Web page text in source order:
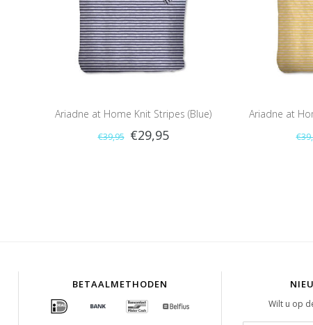
Ariadne at Home Knit Stripes (Blue)
€39,95 €29,95
Ariadne at
BETAALMETHODEN
Wilt u op